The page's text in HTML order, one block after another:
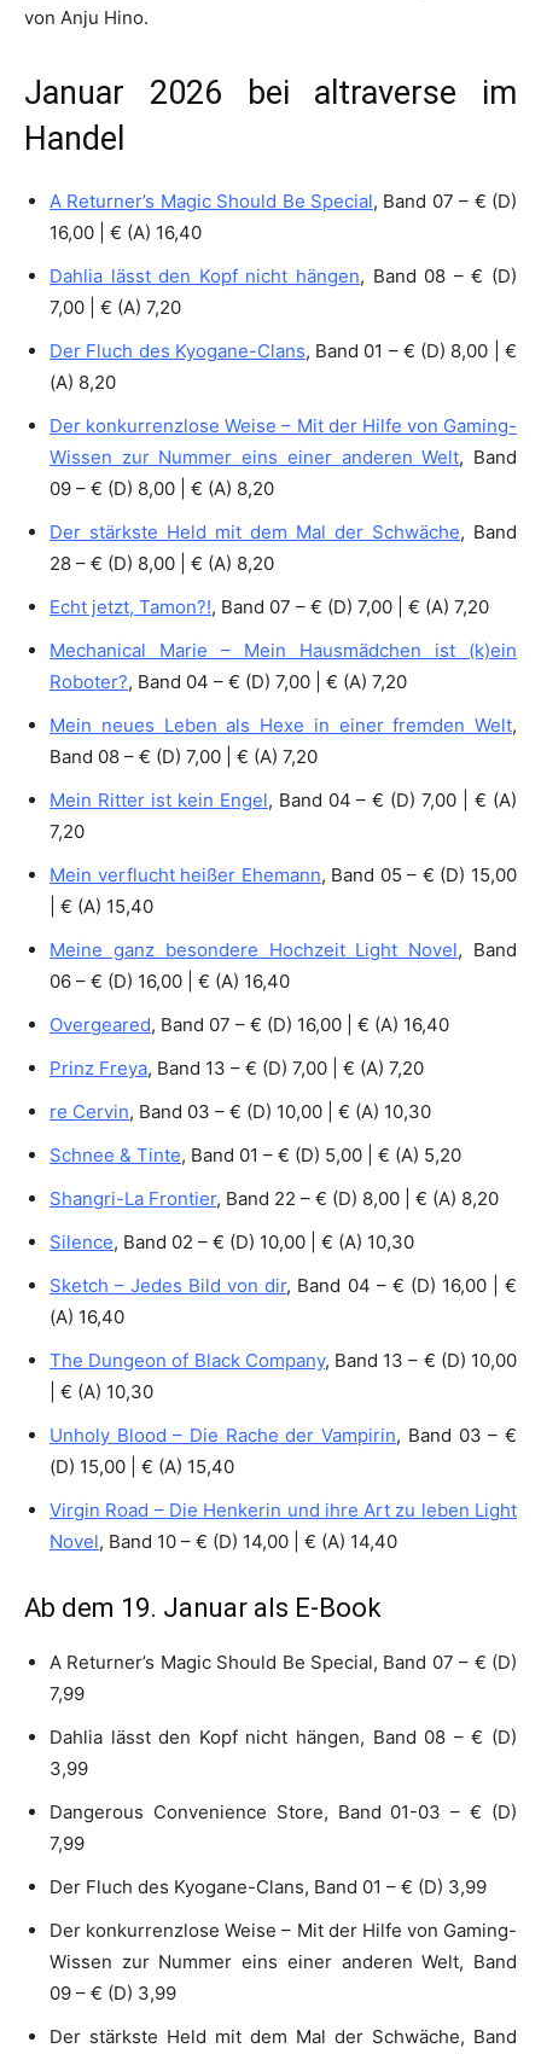
von Anju Hino.
Januar 2026 bei altraverse im
Handel
A Returner’s Magic Should Be Special, Band 07 – € (D)
16,00 | € (A) 16,40
Dahlia lässt den Kopf nicht hängen, Band 08 – € (D)
7,00 | € (A) 7,20
Der Fluch des Kyogane-Clans, Band 01 – € (D) 8,00 | €
(A) 8,20
Der konkurrenzlose Weise – Mit der Hilfe von Gaming-
Wissen zur Nummer eins einer anderen Welt, Band
09 – € (D) 8,00 | € (A) 8,20
Der stärkste Held mit dem Mal der Schwäche, Band
28 – € (D) 8,00 | € (A) 8,20
Echt jetzt, Tamon?!, Band 07 – € (D) 7,00 | € (A) 7,20
Mechanical Marie – Mein Hausmädchen ist (k)ein
Roboter?, Band 04 – € (D) 7,00 | € (A) 7,20
Mein neues Leben als Hexe in einer fremden Welt,
Band 08 – € (D) 7,00 | € (A) 7,20
Mein Ritter ist kein Engel, Band 04 – € (D) 7,00 | € (A)
7,20
Mein verflucht heißer Ehemann, Band 05 – € (D) 15,00
| € (A) 15,40
Meine ganz besondere Hochzeit Light Novel, Band
06 – € (D) 16,00 | € (A) 16,40
Overgeared, Band 07 – € (D) 16,00 | € (A) 16,40
Prinz Freya, Band 13 – € (D) 7,00 | € (A) 7,20
re Cervin, Band 03 – € (D) 10,00 | € (A) 10,30
Schnee & Tinte, Band 01 – € (D) 5,00 | € (A) 5,20
Shangri-La Frontier, Band 22 – € (D) 8,00 | € (A) 8,20
Silence, Band 02 – € (D) 10,00 | € (A) 10,30
Sketch – Jedes Bild von dir, Band 04 – € (D) 16,00 | €
(A) 16,40
The Dungeon of Black Company, Band 13 – € (D) 10,00
| € (A) 10,30
Unholy Blood – Die Rache der Vampirin, Band 03 – €
(D) 15,00 | € (A) 15,40
Virgin Road – Die Henkerin und ihre Art zu leben Light
Novel, Band 10 – € (D) 14,00 | € (A) 14,40
Ab dem 19. Januar als E-Book
A Returner’s Magic Should Be Special, Band 07 – € (D)
7,99
Dahlia lässt den Kopf nicht hängen, Band 08 – € (D)
3,99
Dangerous Convenience Store, Band 01-03 – € (D)
7,99
Der Fluch des Kyogane-Clans, Band 01 – € (D) 3,99
Der konkurrenzlose Weise – Mit der Hilfe von Gaming-
Wissen zur Nummer eins einer anderen Welt, Band
09 – € (D) 3,99
Der stärkste Held mit dem Mal der Schwäche, Band